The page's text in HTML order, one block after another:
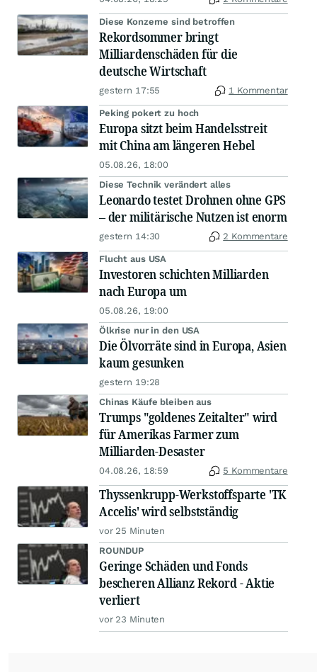
Diese Konzerne sind betroffen
Rekordsommer bringt
Milliardenschäden für die
deutsche Wirtschaft
gestern 17:55 1 Kommentar
Peking pokert zu hoch
Europa sitzt beim Handelsstreit
mit China am längeren Hebel
05.08.26, 18:00
Diese Technik verändert alles
Leonardo testet Drohnen ohne GPS
– der militärische Nutzen ist enorm
gestern 14:30 2 Kommentare
Flucht aus USA
Investoren schichten Milliarden
nach Europa um
05.08.26, 19:00
Ölkrise nur in den USA
Die Ölvorräte sind in Europa, Asien
kaum gesunken
gestern 19:28
Chinas Käufe bleiben aus
Trumps "goldenes Zeitalter" wird
für Amerikas Farmer zum
Milliarden-Desaster
04.08.26, 18:59 5 Kommentare
Thyssenkrupp-Werkstoffsparte 'TK
Accelis' wird selbstständig
vor 25 Minuten
ROUNDUP
Geringe Schäden und Fonds
bescheren Allianz Rekord - Aktie
verliert
vor 23 Minuten